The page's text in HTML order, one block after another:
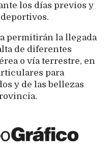
los días previos y
permitirán la llegada
de diferentes
o vía terrestre, en
para
y de las bellezas